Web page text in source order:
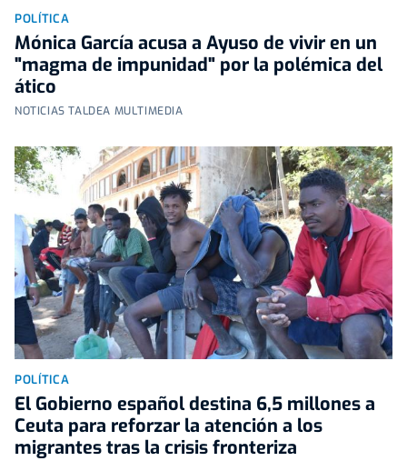
POLÍTICA
Mónica García acusa a Ayuso de vivir en un
"magma de impunidad" por la polémica del
ático
NOTICIAS TALDEA MULTIMEDIA
POLÍTICA
El Gobierno español destina 6,5 millones a
Ceuta para reforzar la atención a los
migrantes tras la crisis fronteriza